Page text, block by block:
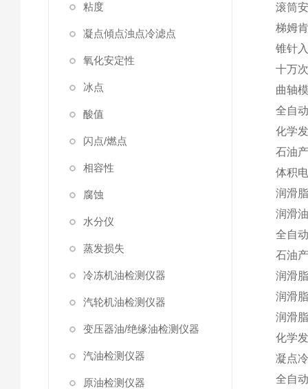
粘度
凝点傾点浊点冷滤点
氧化安定性
冰点
酸值
闪点/燃点
相容性
腐蚀
水分仪
蒸发损失
冷冻机油检测仪器
汽轮机油检测仪器
变压器油/绝缘油检测仪器
汽油检测仪器
原油检测仪器
滚筒
梯姆
锥针
十万
曲轴
全自
化学
石油
体积
润滑
润滑
全自
石油
润滑
润滑
润滑
化学
凝点
全自